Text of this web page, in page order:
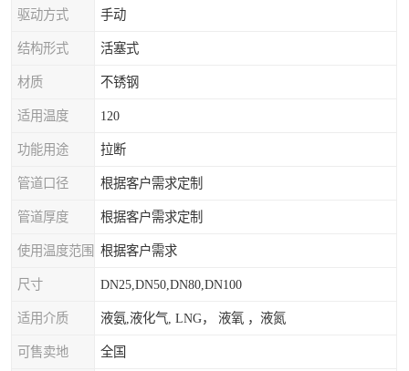
驱动方式 手动
结构形式 活塞式
材质 不锈钢
适用温度 120
功能用途 拉断
管道口径 根据客户需求定制
管道厚度 根据客户需求定制
使用温度范围 根据客户需求
尺寸 DN25,DN50,DN80,DN100
适用介质 液氨,液化气, LNG， 液氧 ，液氮
可售卖地 全国